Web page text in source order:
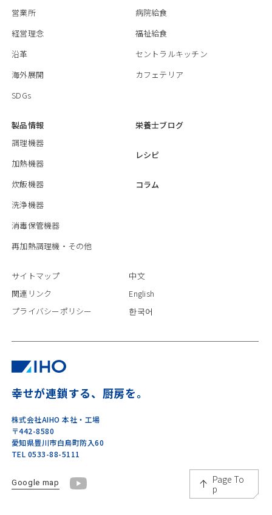
幸せが連鎖する、厨房を。
株式会社AIHO 本社・工場
〒442-8580
愛知県豊川市白鳥町防入60
TEL 0533-88-5111
Google map
Page To
p
営業所
経営理念
沿革
海外展開
SDGs
病院給食
福祉給食
セントラルキッチン
カフェテリア
製品情報
調理機器
加熱機器
炊飯機器
洗浄機器
消毒保管機器
再加熱調理機・その他
栄養士ブログ
レシピ
コラム
サイトマップ
関連リンク
プライバシーポリシー
中文
English
한국어